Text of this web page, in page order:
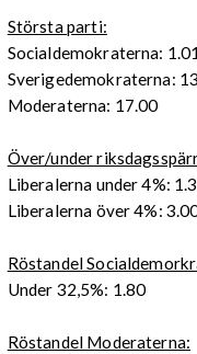
Största parti:
Socialdemokraterna: 1.01
Sverigedemokraterna:
Moderaterna: 17.00
Över/under
Liberalerna under 4%:
Liberalerna över 4%:
Röstandel
Under 32,5%: 1.80
Röstandel Moderaterna: